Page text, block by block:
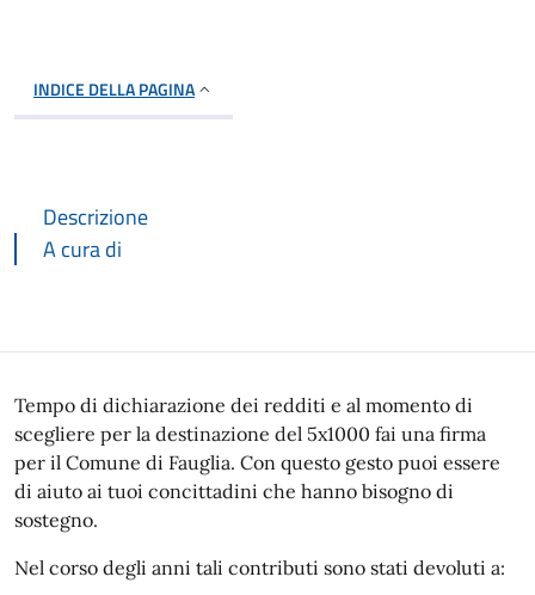
INDICE DELLA PAGINA
Descrizione
A cura di
Descrizione
Tempo di dichiarazione dei redditi e al momento di
scegliere per la destinazione del 5x1000 fai una firma
per il Comune di Fauglia. Con questo gesto puoi essere
di aiuto ai tuoi concittadini che hanno bisogno di
sostegno.
Nel corso degli anni tali contributi sono stati devoluti a: